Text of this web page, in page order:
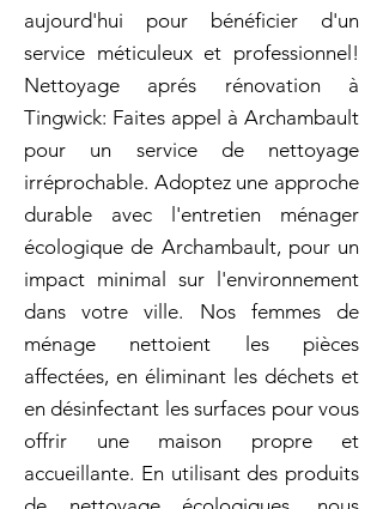
aujourd'hui pour bénéficier d'un
service méticuleux et professionnel!
Nettoyage aprés rénovation à
Tingwick: Faites appel à Archambault
pour un service de nettoyage
irréprochable. Adoptez une approche
durable avec l'entretien ménager
écologique de Archambault, pour un
impact minimal sur l'environnement
dans votre ville. Nos femmes de
ménage nettoient les pièces
affectées, en éliminant les déchets et
en désinfectant les surfaces pour vous
offrir une maison propre et
accueillante. En utilisant des produits